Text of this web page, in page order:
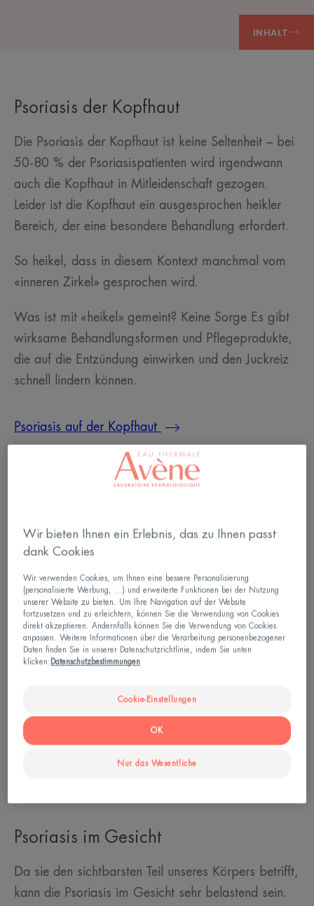
INHALT
Psoriasis der Kopfhaut
Die Psoriasis der Kopfhaut ist keine Seltenheit – bei
50-80 % der Psoriasispatienten wird irgendwann
auch die Kopfhaut in Mitleidenschaft gezogen.
Leider ist die Kopfhaut ein ausgesprochen heikler
Bereich, der eine besondere Behandlung erfordert.
So heikel, dass in diesem Kontext manchmal vom
«inneren Zirkel» gesprochen wird.
Was ist mit «heikel» gemeint? Keine Sorge Es gibt
wirksame Behandlungsformen und Pflegeprodukte,
die auf die Entzündung einwirken und den Juckreiz
schnell lindern können.
Psoriasis auf der Kopfhaut
Psoriasis im Gesicht
Da sie den sichtbarsten Teil unseres Körpers betrifft,
kann die Psoriasis im Gesicht sehr belastend sein.
Wir bieten Ihnen ein Erlebnis, das zu Ihnen passt
dank Cookies
Wir verwenden Cookies, um Ihnen eine bessere Personalisierung
(personalisierte Werbung, ...) und erweiterte Funktionen bei der Nutzung
unserer Website zu bieten. Um Ihre Navigation auf der Website
fortzusetzen und zu erleichtern, können Sie die Verwendung von Cookies
direkt akzeptieren. Andernfalls können Sie die Verwendung von Cookies
anpassen. Weitere Informationen über die Verarbeitung personenbezogener
Daten finden Sie in unserer Datenschutzrichtlinie, indem Sie unten
klicken: Datenschutzbestimmungen
Cookie-Einstellungen
Nur das Wesentliche
OK